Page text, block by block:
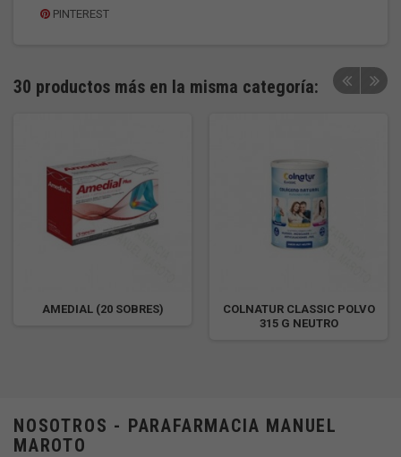
PINTEREST
30 productos más en la misma categoría:
AMEDIAL (20 SOBRES)
COLNATUR CLASSIC POLVO
315 G NEUTRO
NOSOTROS - PARAFARMACIA MANUEL
MAROTO